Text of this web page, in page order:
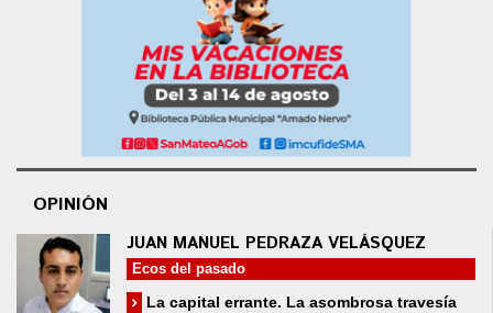
OPINIÓN
JUAN MANUEL PEDRAZA VELÁSQUEZ
Ecos del pasado
La capital errante. La asombrosa travesía